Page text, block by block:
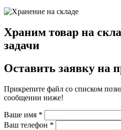
Храним товар на
задачи
Оставить заявку на
Прикрепите файл со списком
сообщении ниже!
Ваше имя *
Ваш телефон *